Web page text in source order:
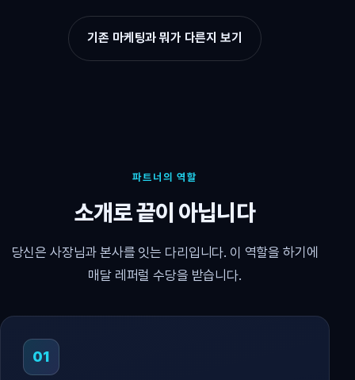
기존 마케팅과 뭐가 다른지 보기
파트너의 역할
소개로 끝이 아닙니다
당신은 사장님과 본사를 잇는 다리입니다. 이 역할을 하기에
매달 레퍼럴 수당을 받습니다.
01